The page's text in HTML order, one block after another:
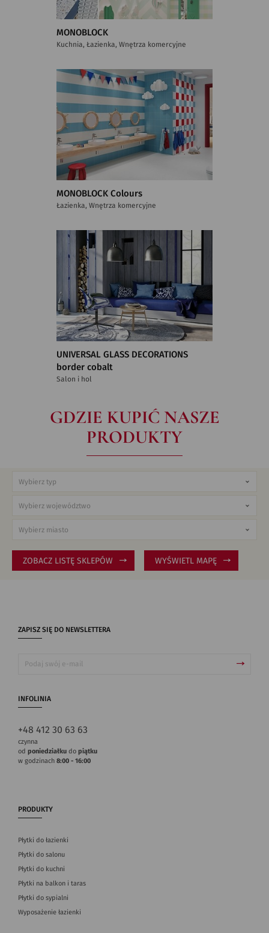
MONOBLOCK
Kuchnia, Łazienka, Wnętrza komercyjne
MONOBLOCK Colours
Łazienka, Wnętrza komercyjne
UNIVERSAL GLASS DECORATIONS
border cobalt
Salon i hol
GDZIE KUPIĆ NASZE
PRODUKTY
ZOBACZ LISTĘ SKLEPÓW WYŚWIETL MAPĘ
ZAPISZ SIĘ DO NEWSLETTERA
INFOLINIA
+48 412 30 63 63
czynna
od poniedziałku do piątku
w godzinach 8:00 - 16:00
PRODUKTY
Płytki do łazienki
Płytki do salonu
Płytki do kuchni
Płytki na balkon i taras
Płytki do sypialni
Wyposażenie łazienki